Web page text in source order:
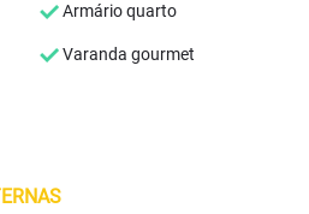
Armário quarto
Varanda gourmet